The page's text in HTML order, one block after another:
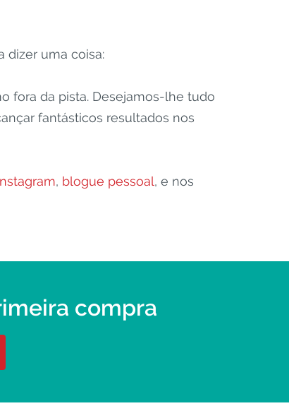
dizer uma coisa:
fora da pista. Desejamos-lhe tudo
fantásticos resultados nos
, blogue pessoal, e nos
compra